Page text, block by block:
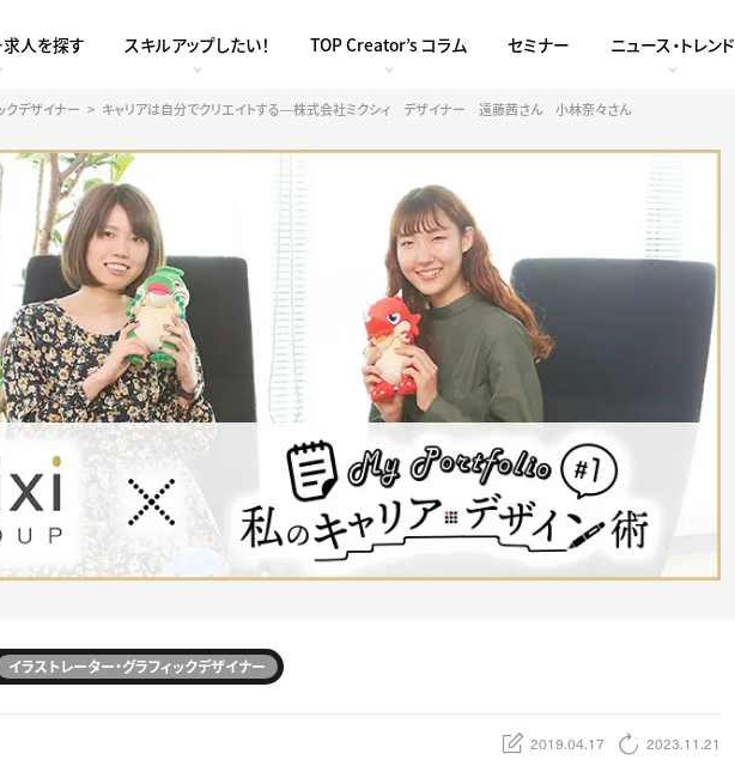
求人を探す スキルアップしたい！ TOP Creator’s コラム セミナー ニュース・トレンド
クデザイナー キャリアは自分でクリエイトする―株式会社ミクシィ デザイナー 遠藤茜さん 小林奈々さん
イラストレーター・グラフィックデザイナー
2019.04.17 2023.11.21